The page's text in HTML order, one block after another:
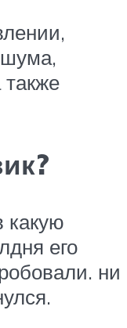
какую
его
ни